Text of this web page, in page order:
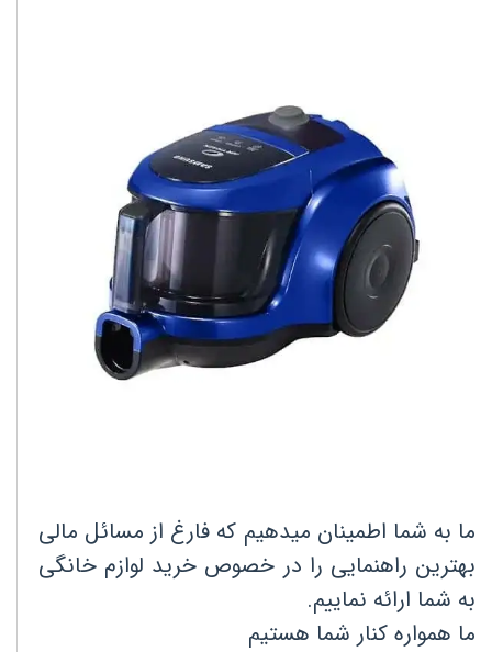
ما به شما اطمینان میدهیم که فارغ از مسائل مالی
بهترین راهنمایی را در خصوص خرید لوازم خانگی
به شما ارائه نماییم.
ما همواره کنار شما هستیم